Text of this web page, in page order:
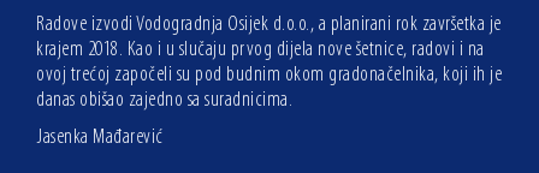
Radove izvodi Vodogradnja Osijek d.o.o., a planirani rok završetka je
krajem 2018. Kao i u slučaju prvog dijela nove šetnice, radovi i na
ovoj trećoj započeli su pod budnim okom gradonačelnika, koji ih je
danas obišao zajedno sa suradnicima.
Jasenka Mađarević